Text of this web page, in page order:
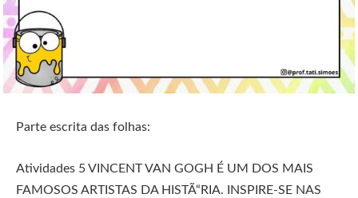
Parte escrita das folhas:
Atividades 5 VINCENT VAN GOGH É UM DOS MAIS
FAMOSOS ARTISTAS DA HISTÃ“RIA. INSPIRE-SE NAS